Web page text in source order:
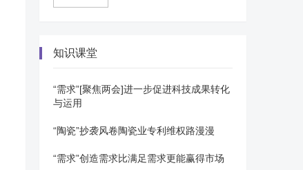
知识课堂
“需求”[聚焦两会]进一步促进科技成果转化
与运用
“陶瓷”抄袭风卷陶瓷业专利维权路漫漫
“需求”创造需求比满足需求更能赢得市场